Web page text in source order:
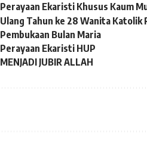
Perayaan Ekaristi Khusus Kaum
Ulang Tahun ke 28 Wanita Katolik
Pembukaan Bulan Maria
Perayaan Ekaristi HUP
MENJADI JUBIR ALLAH